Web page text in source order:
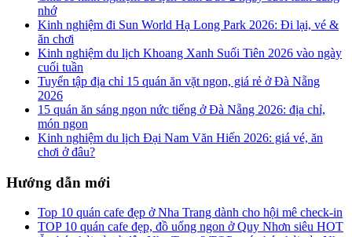
nhớ
Kinh nghiệm đi Sun World Hạ Long Park 2026: Đi lại, vé &
ăn chơi
Kinh nghiệm du lịch Khoang Xanh Suối Tiên 2026 vào ngày
cuối tuần
Tuyển tập địa chỉ 15 quán ăn vặt ngon, giá rẻ ở Đà Nẵng
2026
15 quán ăn sáng ngon nức tiếng ở Đà Nẵng 2026: địa chỉ,
món ngon
Kinh nghiệm du lịch Đại Nam Văn Hiến 2026: giá vé, ăn
chơi ở đâu?
Hướng dẫn mới
Top 10 quán cafe đẹp ở Nha Trang dành cho hội mê check-in
TOP 10 quán cafe đẹp, đồ uống ngon ở Quy Nhơn siêu HOT